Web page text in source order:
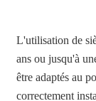
L'utilisation de
ans ou jusqu'à
être adaptés au
correctement